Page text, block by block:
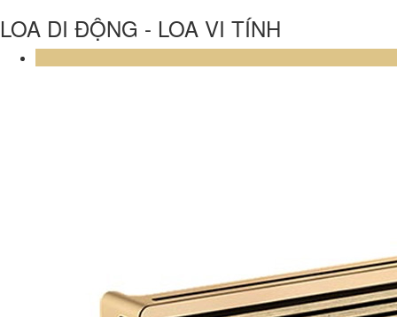
LOA DI ĐỘNG - LOA VI TÍNH